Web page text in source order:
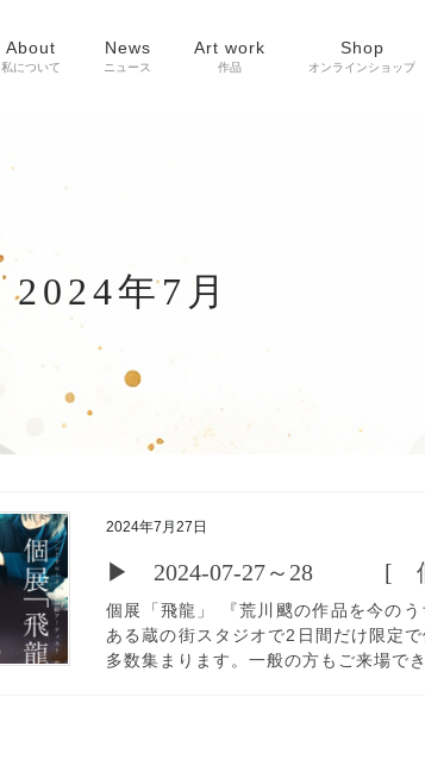
About
私について
News
ニュース
Art work
作品
Shop
オンラインショップ
2024年7月
2024年7月27日
▶ 2024-07-27～28 [
個展「飛龍」 『荒川颼の作品を今の
ある蔵の街スタジオで2日間だけ限定
多数集まります。一般の方もご来場で